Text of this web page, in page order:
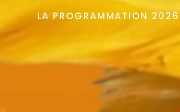
LA PROGRAMMATION 2026